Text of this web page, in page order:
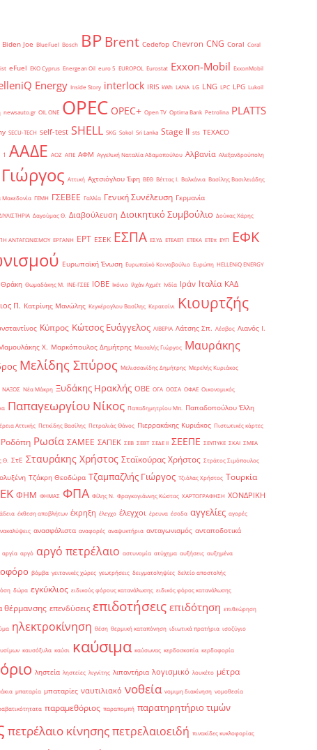
Biden Joe BlueFuel Bosch BPBrent Cedefop Chevron CNG Coral Coral
eFuel EKO Cyprus Energean Oil euro 5 EUROPOL Eurostat Exxon-Mobil ExxonMobil
Energy Inside Story interlock IRIS kWh LANA LG LNG LPC LPG Lukoil
newsauto.gr OIL ONE OPEC OPEC+ Open TV Optima Bank Petrolina PLATTS
SECU-TECH self-test SHELL SKG Sokol Sri Lanka Stage II sts TEXACO
΄1 ΑΑΔΕ ΑΟΖ ΑΠΕ ΑΦΜ Αγγελική Ναταλία Αδαμοπούλου Αλβανία Αλεξανδρούπολη
Αττική Αχτσιόγλου Έφη ΒΕΘ Βέττας Ι. Βαλκάνια Βασίλης Βασιλειάδης
Μακεδονία ΓΕΜΗ ΓΣΕΒΕΕ Γαλλία Γενική Συνέλευση Γερμανία
Δαγούμας Θ. Διαβούλευση Διοικητικό Συμβούλιο Δούκας Χάρης
ΑΝΤΑΓΩΝΙΣΜΟΥ ΕΡΓΑΝΗ ΕΡΤ ΕΣΕΚ ΕΣΠΑ ΕΣΥΔ ΕΤΕΑΕΠ ΕΤΕΚΑ ΕΤΕπ ΕΥΠ ΕΦΚ
Ευρωπαϊκή Ένωση Ευρωπαϊκό Κοινοβούλιο Ευρώπη ΗELLENiQ ENERGY
Θράκη Θωμαδάκης Μ. ΙΝΕ-ΓΣΕΕ ΙΟΒΕ Ικόνιο Ιλχάν Αχμέτ Ινδία Ιράν Ιταλία ΚΑΔ
Π. Κατρίνης Μανώλης Κεγκέρογλου Βασίλης Κερατσίνι
Κιουρτζής
Κύπρος Κώτσος Ευάγγελος ΛΙΒΕΡΙΑ Λάτσης Σπ. Λέσβος Λιανός Ι.
Χ. Μαρκόπουλος Δημήτρης Μασαλής Γιώργος Μαυράκης
Μελίδης Σπύρος Μελισσανίδης Δημήτρης Μερελής Κυριάκος
ΝΑΞΟΣ Νέα Μάκρη Ξυδάκης Ηρακλής ΟΒΕ ΟΓΑ ΟΟΣΑ ΟΦΑΕ Οικονομικός
Παπαγεωργίου Νίκος Παπαδημητρίου Μπ. Παπαδοπούλου Έλλη
Αττικής Πετκίδης Βασίλης Πετραλιάς Θάνος Πιερρακάκης Κυριάκος Πιστωτικές κάρτες
Ροδόπη Ρωσία ΣΑΜΕΕ ΣΑΠΕΚ ΣΕΒ ΣΕΒΤ ΣΕΔΕ ΙΙ ΣΕΕΠΕ ΣΕΥΠΥΚΕ ΣΚΑΙ ΣΜΕΑ
Θ. ΣτΕ Σταυράκης Χρήστος Σταϊκούρας Χρήστος Στράτος Σιμόπουλος
Τζάκρη Θεοδώρα Τζαμπαζλής Γιώργος Τζιόλας Χρήστος Τουρκία
ΦΗΜ ΦΗΜΑΣ ΦΠΑ Φίλης Ν. Φραγκογιάννης Κώστας ΧΑΡΤΟΓΡΑΦΗΣΗ ΧΟΝΔΡΙΚΗ
άδεια έκθεση αποβλήτων έκρηξη έλεγχο έλεγχοι έρευνα έσοδα αγγελίες αγορές
ανασφάλιστα αναφορές αναψυκτήρια ανταγωνισμός ανταποδοτικά
αργία αργό αργό πετρέλαιο αστυνομία ατύχημα αυξήσεις αυξημένα
βόμβα γειτονικές χώρες γεωτρήσεις δειγματοληψίες δελτίο αποστολής
δώρα εγκύκλιος ειδικούς φόρους κατανάλωσης ειδικός φόρος κατανάλωσης
θέρμανσης επενδύσεις επιδοτήσεις επιδότηση επιθεώρηση
ηλεκτροκίνηση θέση θερμική καταπόνηση ιδιωτικά πρατήρια ισοζύγιο
καυσόξυλα καύσι καύσιμα καύσωνας κερδοσκοπία κερδοφορία
ληστεία ληστείες λιγνίτης λιπαντήρια λογισμικό λουκέτο μέτρα
μπαταρία μπαταρίες ναυτιλιακό νοθεία νομιμη διακίνηση νομοθεσία
παραμεθόριος παραπομπή παρατηρητήριο τιμών
πετρέλαιο κίνησηςπετρελαιοειδή πινακίδες κυκλοφορίας